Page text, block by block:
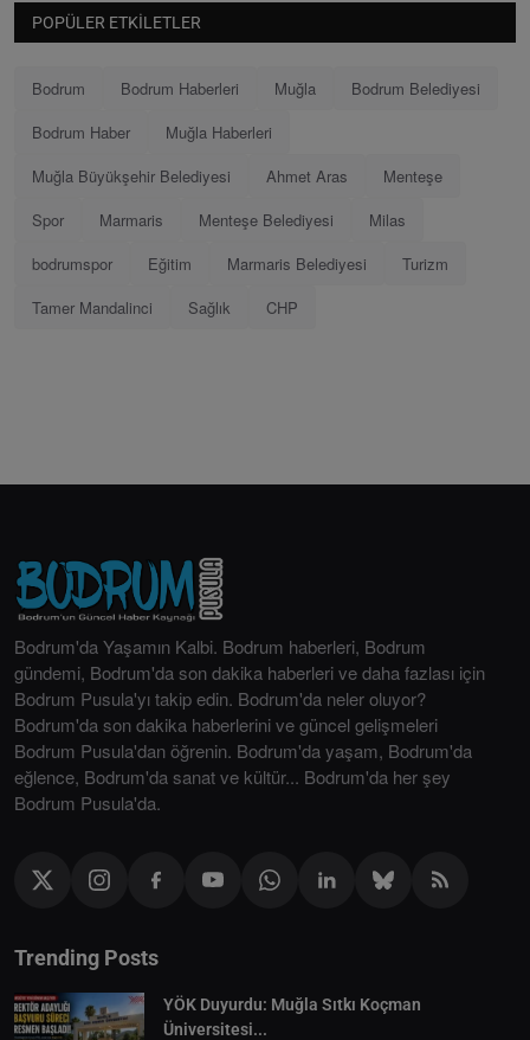
POPÜLER ETKILETLER
Bodrum Bodrum Haberleri Muğla
Bodrum Belediyesi
Bodrum Haber
Muğla Haberleri
Muğla Büyükşehir Belediyesi
Ahmet Aras
Menteşe
Spor
Marmaris Menteşe Belediyesi
Milas
bodrumspor
Eğitim Marmaris Belediyesi
Turizm
Tamer Mandalinci
Sağlık CHP
Bodrum'da Yaşamın Kalbi. Bodrum haberleri, Bodrum
gündemi, Bodrum'da son dakika haberleri ve daha fazlası için
Bodrum Pusula'yı takip edin. Bodrum'da neler oluyor?
Bodrum'da son dakika haberlerini ve güncel gelişmeleri
Bodrum Pusula'dan öğrenin. Bodrum'da yaşam, Bodrum'da
eğlence, Bodrum'da sanat ve kültür... Bodrum'da her şey
Bodrum Pusula'da.
Trending Posts
YÖK Duyurdu: Muğla Sıtkı Koçman
Üniversitesi...